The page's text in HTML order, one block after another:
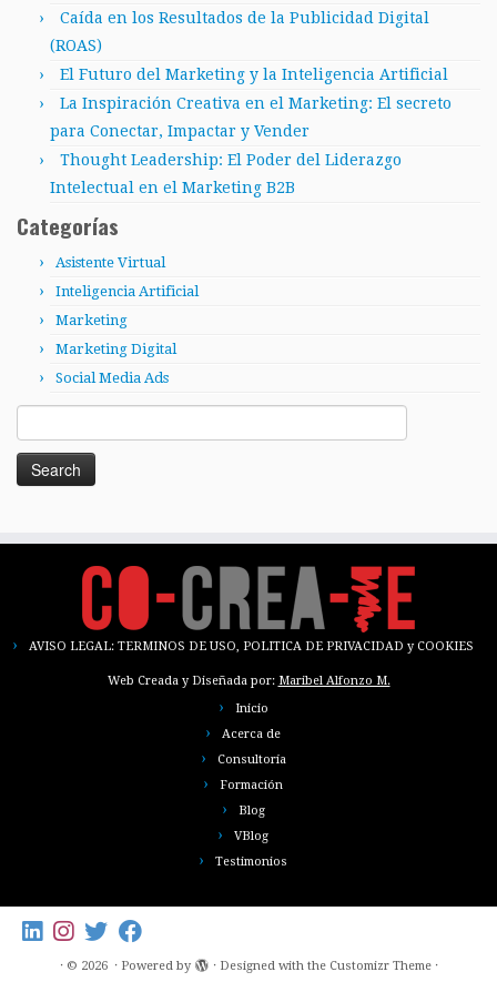
Caída en los Resultados de la Publicidad Digital
(ROAS)
El Futuro del Marketing y la Inteligencia Artificial
La Inspiración Creativa en el Marketing: El secreto
para Conectar, Impactar y Vender
Thought Leadership: El Poder del Liderazgo
Intelectual en el Marketing B2B
Categorías
Asistente Virtual
Inteligencia Artificial
Marketing
Marketing Digital
Social Media Ads
AVISO LEGAL: TERMINOS DE USO, POLITICA DE PRIVACIDAD y COOKIES
Web Creada y Diseñada por: Maribel Alfonzo M.
Inicio
Acerca de
Consultoría
Formación
Blog
VBlog
Testimonios
· © 2026 · Powered by · Designed with the Customizr Theme·